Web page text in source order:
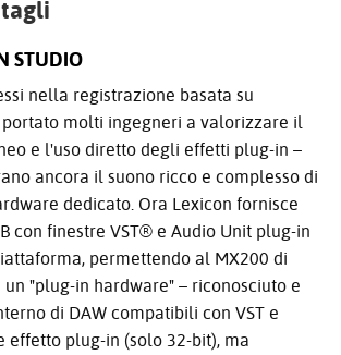
STUDIO
nella registrazione basata su
molti ingegneri a valorizzare il
e l'uso diretto degli effetti plug-in –
ancora il suono ricco e complesso di
dedicato. Ora Lexicon fornisce
con finestre VST® e Audio Unit plug-in
permettendo al MX200 di
"plug-in hardware" – riconosciuto e
di DAW compatibili con VST e
effetto plug-in (solo 32-bit), ma